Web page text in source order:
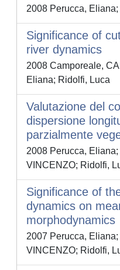
2008 Perucca,
Significance of
river dynamics
2008 Camporeale,
Eliana; Ridolfi, Luca
Valutazione del
dispersione
parzialmente
2008 Perucca,
VINCENZO; Ridolfi,
Significance of
dynamics on
morphodynamics
2007 Perucca,
VINCENZO; Ridolfi,